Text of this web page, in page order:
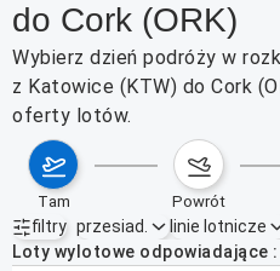
do Cork (ORK)
Wybierz dzień podróży w
z Katowice (KTW) do Cork
oferty lotów.
tam powrót
filtry
Aktywne filtry brak
przesiad. linie lotnicze
Loty wylotowe odpowiadające